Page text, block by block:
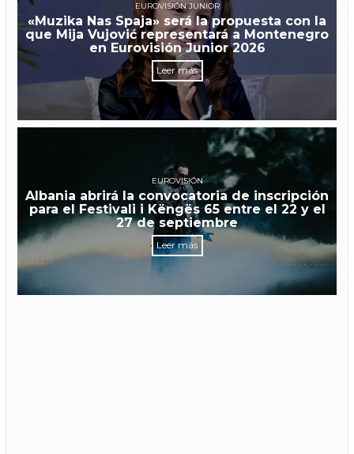
EUROVISIÓN JUNIOR
«Muzika Nas Spaja» será la propuesta con la
que Mija Vujović representará a Montenegro
en Eurovisión Junior 2026
Leer más
EUROVISIÓN
Albania abrirá la convocatoria de inscripción
para el Festivali i Këngës 65 entre el 22 y el
27 de septiembre
Leer más